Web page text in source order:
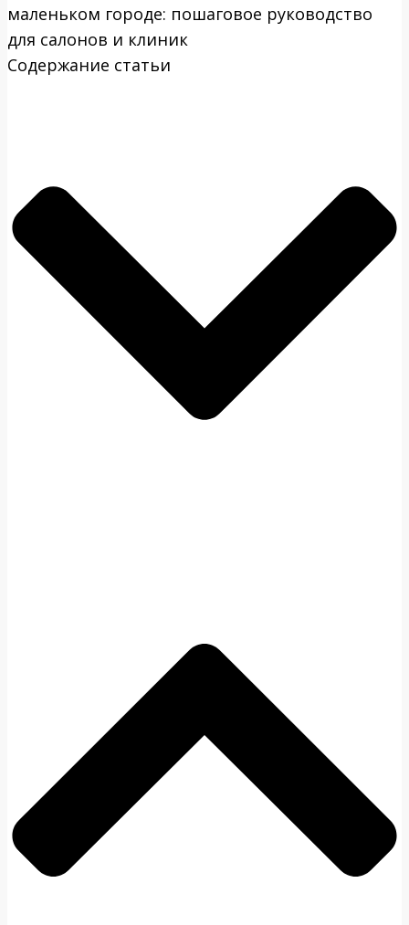
маленьком городе: пошаговое руководство
для салонов и клиник
Содержание статьи